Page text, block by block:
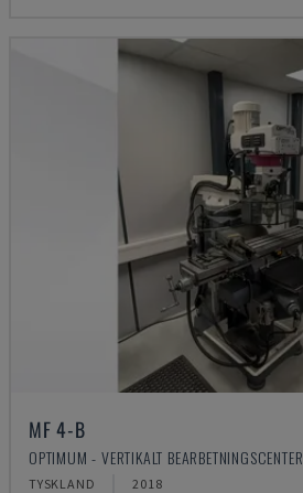
MF 4-B
OPTIMUM - VERTIKALT BEARBETNINGSCENTER
TYSKLAND 2018